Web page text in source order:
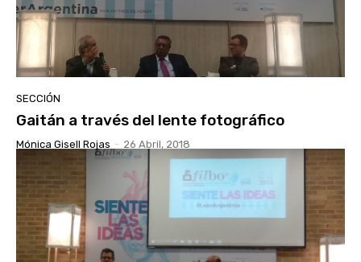
SECCIÓN
Gaitán a través del lente fotográfico
Mónica Gisell Rojas - 26 Abril, 2018